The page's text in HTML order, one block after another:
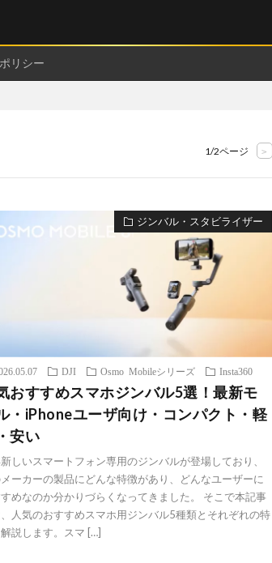
リシー
1/2ページ >
ジンバル・スタビライザー
DJI Osmo Mobileシリーズ Insta360
おすすめスマホジンバル5選！最新モ
・iPhoneユーザ向け・コンパクト・軽
安い
しいスマートフォン専用のジンバルが登場しており、
ーカーの製品にどんな特徴があり、どんなユーザーに
めなのか分かりづらくなってきました。 そこで本記事
人気のおすすめスマホ用ジンバル5種類とそれぞれの特
説します。スマ […]